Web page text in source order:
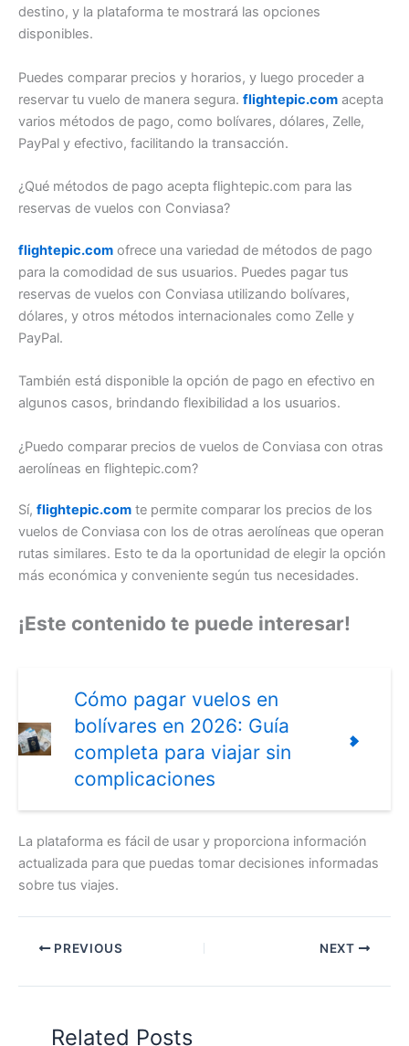
destino, y la plataforma te mostrará las opciones
disponibles.
Puedes comparar precios y horarios, y luego proceder a
reservar tu vuelo de manera segura. flightepic.com acepta
varios métodos de pago, como bolívares, dólares, Zelle,
PayPal y efectivo, facilitando la transacción.
¿Qué métodos de pago acepta flightepic.com para las
reservas de vuelos con Conviasa?
flightepic.com ofrece una variedad de métodos de pago
para la comodidad de sus usuarios. Puedes pagar tus
reservas de vuelos con Conviasa utilizando bolívares,
dólares, y otros métodos internacionales como Zelle y
PayPal.
También está disponible la opción de pago en efectivo en
algunos casos, brindando flexibilidad a los usuarios.
¿Puedo comparar precios de vuelos de Conviasa con otras
aerolíneas en flightepic.com?
Sí, flightepic.com te permite comparar los precios de los
vuelos de Conviasa con los de otras aerolíneas que operan
rutas similares. Esto te da la oportunidad de elegir la opción
más económica y conveniente según tus necesidades.
¡Este contenido te puede interesar!
Cómo pagar vuelos en
bolívares en 2026: Guía
completa para viajar sin
complicaciones
La plataforma es fácil de usar y proporciona información
actualizada para que puedas tomar decisiones informadas
sobre tus viajes.
PREVIOUS NEXT
Related Posts